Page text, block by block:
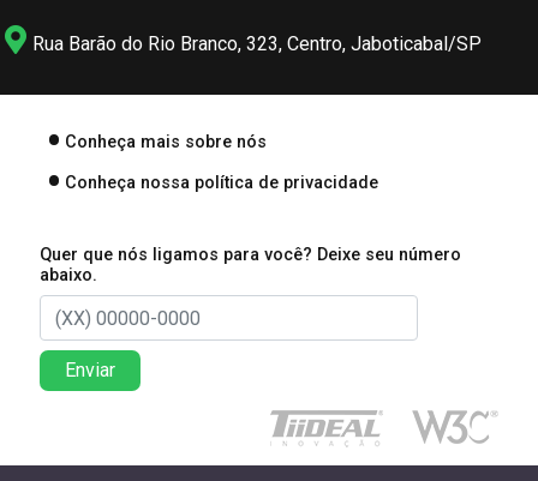
Rua Barão do Rio Branco, 323, Centro, Jaboticabal/SP
Conheça mais sobre nós
Conheça nossa política de privacidade
Quer que nós ligamos para você? Deixe seu número
abaixo.
Enviar